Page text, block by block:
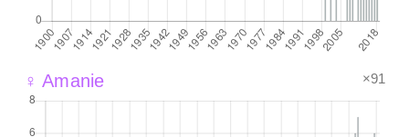
♀ Amanie ×91